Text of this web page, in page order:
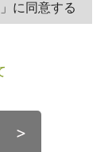
に同意する